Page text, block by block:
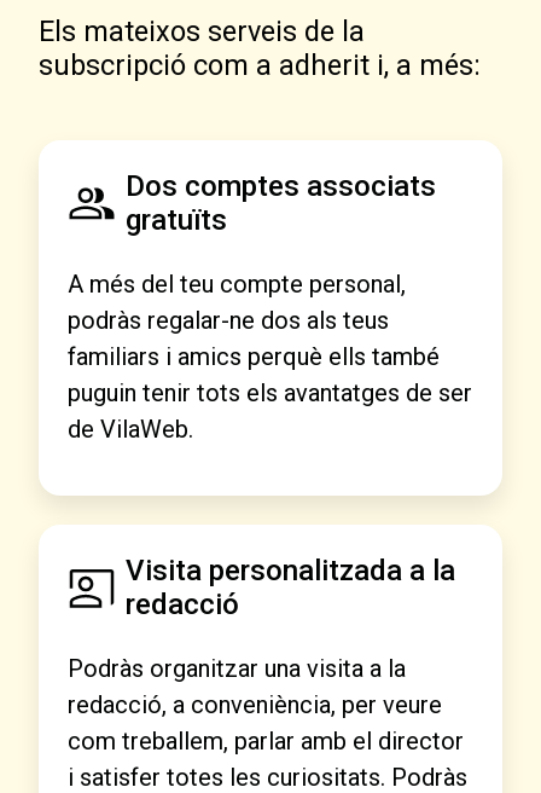
Els mateixos serveis de la
subscripció com a adherit i, a més:
Dos comptes associats
gratuïts
A més del teu compte personal,
podràs regalar-ne dos als teus
familiars i amics perquè ells també
puguin tenir tots els avantatges de ser
de VilaWeb.
Visita personalitzada a la
redacció
Podràs organitzar una visita a la
redacció, a conveniència, per veure
com treballem, parlar amb el director
i satisfer totes les curiositats. Podràs